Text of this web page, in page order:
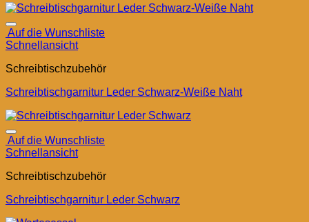
Auf die Wunschliste
Schnellansicht
Schreibtischzubehör
Schreibtischgarnitur Leder Schwarz-Weiße Naht
Auf die Wunschliste
Schnellansicht
Schreibtischzubehör
Schreibtischgarnitur Leder Schwarz